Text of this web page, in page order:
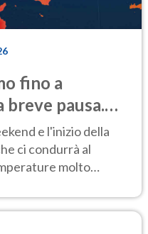
fino a
breve pausa.
e l'inizio della
ci condurrà al
molto